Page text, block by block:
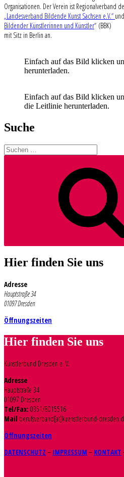
Organisationen. Der Verein ist Regionalverband
„Landesverband Bildende Kunst Sachsen e.V.“
Bildender Künstlerinnen und Künstler“ (BBK)
mit Sitz in Berlin an.
Einfach auf das Bild klicken
herunterladen.
Einfach auf das Bild klicken
die Leitlinie herunterladen.
Suche
Suchen
nach:
Hier finden Sie uns
Adresse
Hauptstraße 34
01097 Dresden
Öffnungszeiten
Hier finden Sie uns
Künstlerbund Dresden e. V.
Adresse
Hauptstraße 34
01097 Dresden
Tel/Fax: 0351/8015516
Mail berufsverband[at]kuenstlerbund-
Öffnungszeiten
DATENSCHUTZ – IMPRESSUM – KONTAKT